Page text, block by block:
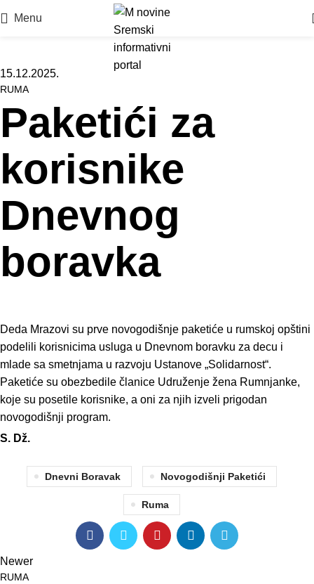
Menu
15.12.2025.
RUMA
Paketići za
korisnike
Dnevnog
boravka
Deda Mrazovi su prve novogodišnje paketiće u rumskoj opštini
podelili korisnicima usluga u Dnevnom boravku za decu i
mlade sa smetnjama u razvoju Ustanove „Solidarnost“.
Paketiće su obezbedile članice Udruženje žena Rumnjanke,
koje su posetile korisnike, a oni za njih izveli prigodan
novogodišnji program.
S. Dž.
Dnevni Boravak Novogodišnji Paketići
Ruma
Newer
RUMA